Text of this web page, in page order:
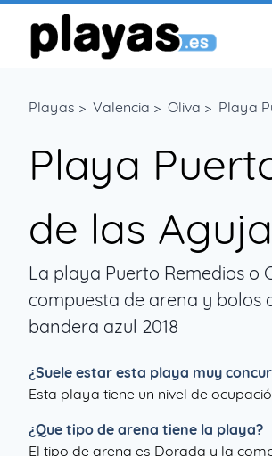
Playas > Valencia > Oliva > Playa
Playa
de las
La playa Puerto Remedios o
compuesta de arena y
bandera azul 2018
¿Suele estar esta playa muy
Esta playa tiene un nivel de
¿Que tipo de arena tiene la playa?
El tipo de arena es Dorada y la